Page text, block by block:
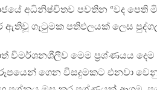
අධිනිෂ්චිතව පවතින “වද පෙති
ඇතිවූ ගැටුමක පතිඵලයක් ලෙස
විමර්ශනශීලීව මෙම ප්‍රශ්ණයය
ගෙන විසදුමකට එනවා